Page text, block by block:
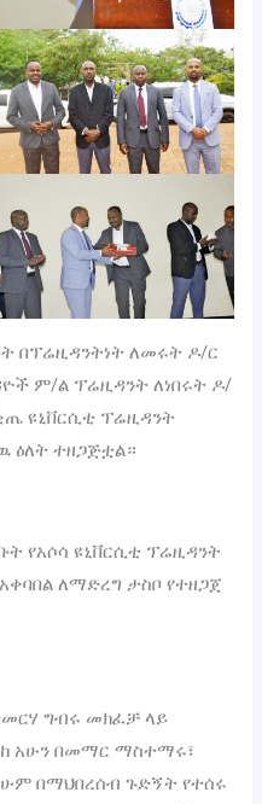
በፕሬዚዳንትነት ለመሩት ዶ/ር
ም/ል ፕሬዚዳንት ለነበሩት ዶ/
ዩኒቨርሲቲ ፕሬዚዳንት
ዕለት ተዘጋጅቷል።
የአሶሳ ዩኒቨርሲቲ ፕሬዚዳንት
ለማድረግ ታስቦ የተዘጋጀ
ግብሩ መክፈቻ ላይ
አሁን በመማር ማስተማሩ፣
በማህበረሰብ ጉድኝት የተሰሩ